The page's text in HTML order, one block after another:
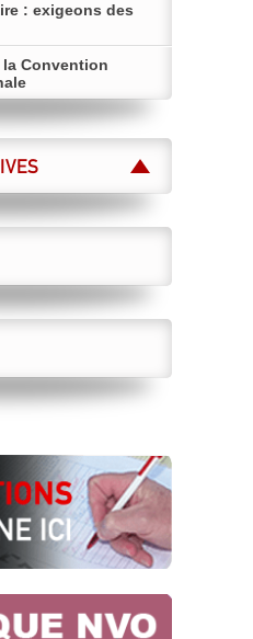
: exigeons des
Convention